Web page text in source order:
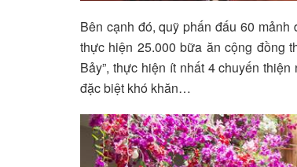
Bên cạnh đó, quỹ phấn đấu 60
thực hiện 25.000 bữa ăn cộng đồng
Bảy”, thực hiện ít nhất 4 chuyến
đặc biệt khó khăn…